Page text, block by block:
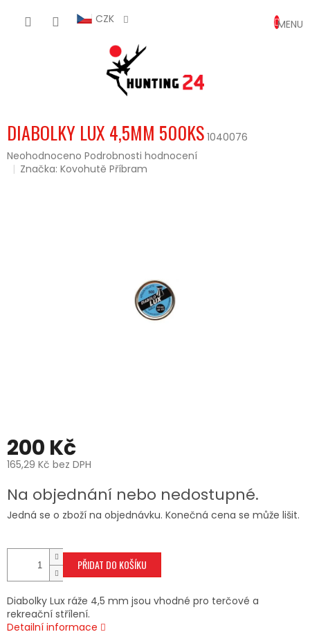
CZK
KOŠÍK
DIABOLKY LUX 4,5MM 500KS 1040076
Průměrné
hodnocení
Neohodnoceno Podrobnosti hodnocení
Značka:Kovohutě Příbram
200 Kč
165,29 Kč bez DPH
cena:
Na objednání nebo nedostupné.
Jedná se o zboží na objednávku. Konečná cena se může lišit.
PŘIDAT DO KOŠÍKU
Diabolky Lux ráže 4,5 mm jsou vhodné pro terčové a
rekreační střílení.
Detailní informace